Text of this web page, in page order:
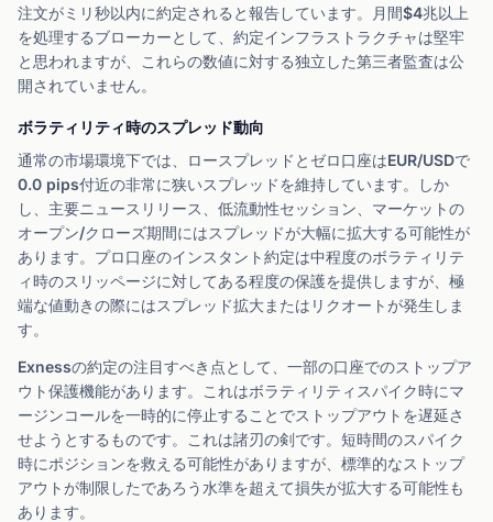
注文がミリ秒以内に約定されると報告しています。月間$4兆以上
を処理するブローカーとして、約定インフラストラクチャは堅牢
と思われますが、これらの数値に対する独立した第三者監査は公
開されていません。
ボラティリティ時のスプレッド動向
通常の市場環境下では、ロースプレッドとゼロ口座はEUR/USDで
0.0 pips付近の非常に狭いスプレッドを維持しています。しか
し、主要ニュースリリース、低流動性セッション、マーケットの
オープン/クローズ期間にはスプレッドが大幅に拡大する可能性が
あります。プロ口座のインスタント約定は中程度のボラティリテ
ィ時のスリッページに対してある程度の保護を提供しますが、極
端な値動きの際にはスプレッド拡大またはリクオートが発生しま
す。
Exnessの約定の注目すべき点として、一部の口座でのストップア
ウト保護機能があります。これはボラティリティスパイク時にマ
ージンコールを一時的に停止することでストップアウトを遅延さ
せようとするものです。これは諸刃の剣です。短時間のスパイク
時にポジションを救える可能性がありますが、標準的なストップ
アウトが制限したであろう水準を超えて損失が拡大する可能性も
あります。